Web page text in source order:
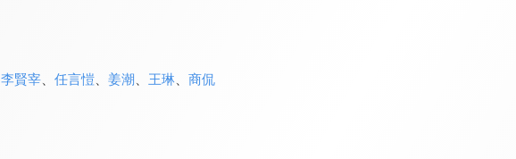
李賢宰、 任言愷、 姜潮 王琳、 商侃